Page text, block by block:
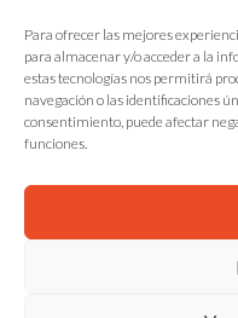
Para ofrecer las mejores
para almacenar y/o acceder a la
estas tecnologías nos permitirá
navegación o las identificaciones
consentimiento, puede afectar
funciones.
Av. de Oza, 217, 15006 A
info@peludosfood.com